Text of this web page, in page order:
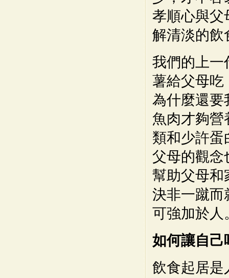
孝順心與父
解清淡的飲
我們的上一
薯給父母吃
為什麼還要
魚肉才夠營
類和少許蛋
父母的觀念
幫助父母和
決非一蹴而
可強加於人
如何讓自己
飲食起居是